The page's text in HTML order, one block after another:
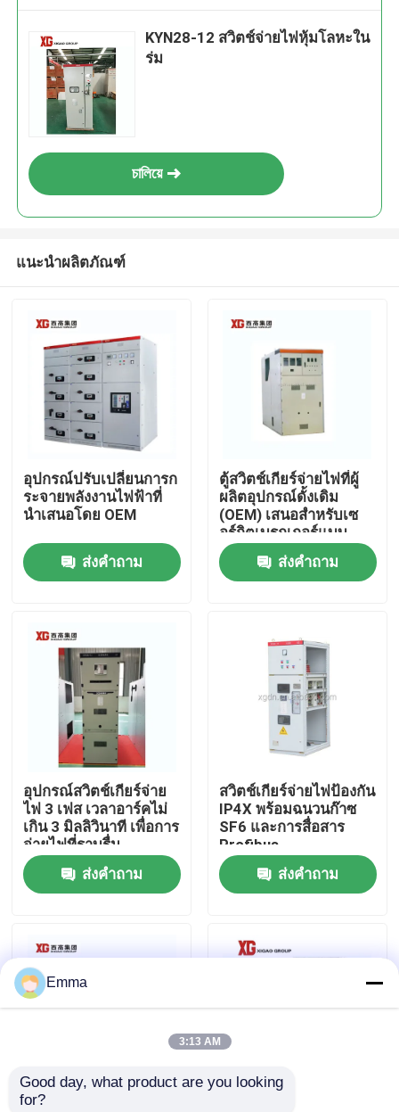
สินค้า
เกี่ยวกับเรา
ทัวร์โรงงาน
ควบคุมคุณภาพ
ติดต่อเรา
สวิตช์แบ่งโหลดอากาศ
สวิตช์จ่ายไฟ
KYN28-12 สวิตช์จ่ายไฟหุ้มโลหะใน
ร่ม
চালিয়ে
แนะนำผลิตภัณฑ์
อุปกรณ์ปรับเปลี่ยนการก
ระจายพลังงานไฟฟ้าที่
นําเสนอโดย OEM
ส่งคำถาม
ตู้สวิตช์เกียร์จ่ายไฟที่ผู้
ผลิตอุปกรณ์ดั้งเดิม
(OEM) เสนอสำหรับเซ
อร์กิตเบรกเกอร์แบบ
สุญญากาศหรือ SF6
และอุณหภูมิแวดล้อม
-5°C - 40°C
ส่งคำถาม
อุปกรณ์สวิตช์เกียร์จ่าย
ไฟ 3 เฟส เวลาอาร์คไม่
เกิน 3 มิลลิวินาที เพื่อการ
จ่ายไฟที่ราบรื่น
ส่งคำถาม
สวิตช์เกียร์จ่ายไฟป้องกัน
IP4X พร้อมฉนวนก๊าซ
SF6 และการสื่อสาร
Profibus
ส่งคำถาม
โซลูชันตู้สวิตช์เกียร์จ่าย
Emma
3:13 AM
Good day, what product are you looking
for?